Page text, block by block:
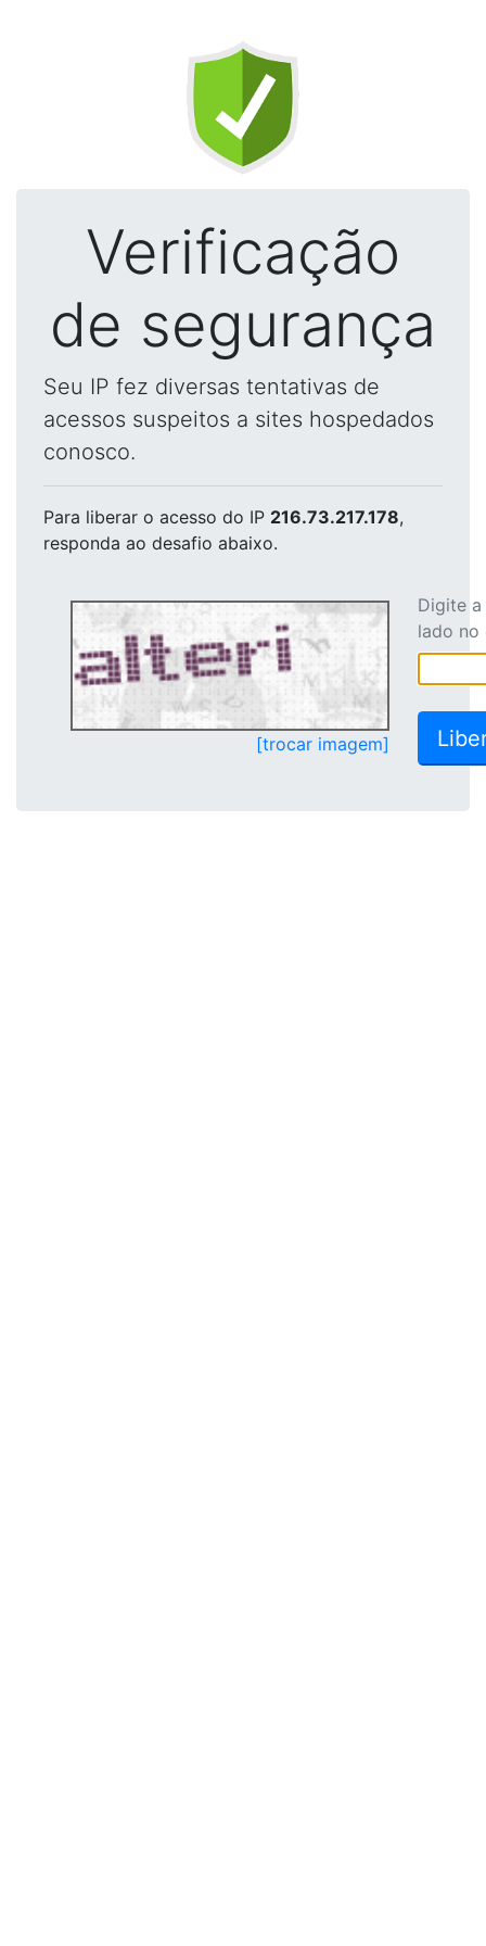
Verificação
de segurança
Seu IP fez diversas tentativas de
acessos suspeitos a sites hospedados
conosco.
Para liberar o acesso do IP 216.73.217.178,
responda ao desafio abaixo.
[trocar imagem]
Digite
lado no